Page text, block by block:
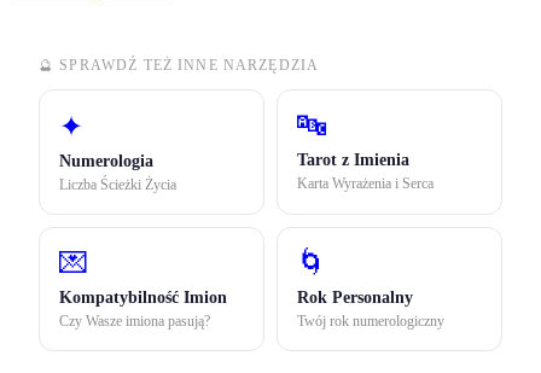
🔮 SPRAWDŹ TEŻ INNE NARZĘDZIA
✦
Numerologia
Liczba Ścieżki Życia
🔤
Tarot z Imienia
Karta Wyrażenia i Serca
💌
Kompatybilność Imion
Czy Wasze imiona pasują?
🌀
Rok Personalny
Twój rok numerologiczny